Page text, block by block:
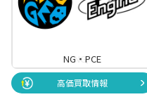
NG/
NG・PCE
高価買取情報